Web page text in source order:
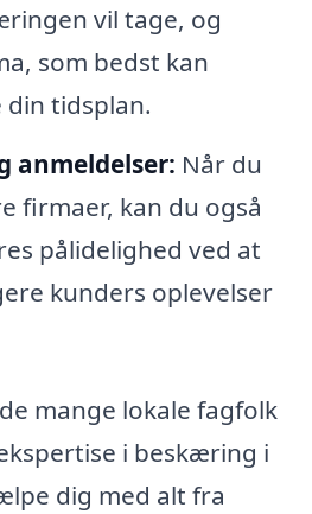
vil tage, og
som bedst kan
tidsplan.
anmeldelser: Når du
firmaer, kan du også
pålidelighed ved at
kunders oplevelser
mange lokale fagfolk
i beskæring i
dig med alt fra